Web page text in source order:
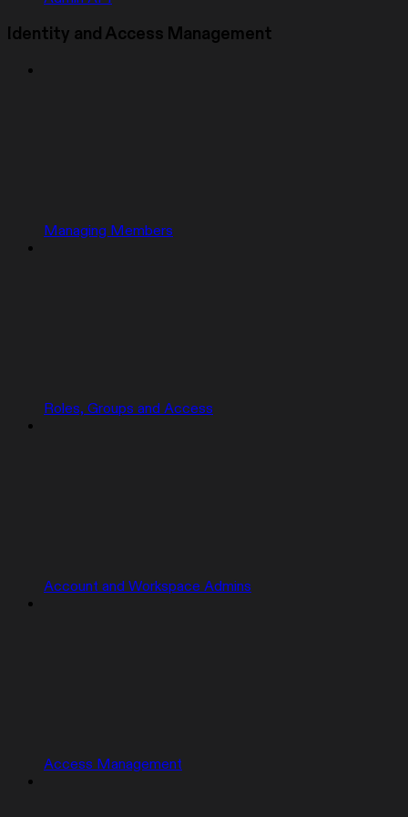
Identity and Access Management
Managing Members
Roles, Groups and Access
Account and Workspace Admins
Access Management